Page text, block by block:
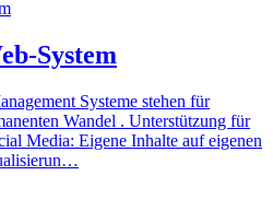
System
Systeme stehen für
Wandel . Unterstützung für
Media: Eigene Inhalte auf eigenen